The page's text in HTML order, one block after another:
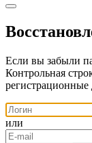
Если вы забыли
Контрольная
или